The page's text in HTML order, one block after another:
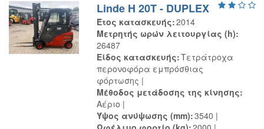
Linde H 20T - DUPLEX
Έτος κατασκευής 2014
Μετρητής ωρών λειτουργίας (h)
26487
Είδος κατασκευής Τετράτροχα
περονοφόρα εμπρόσθιας
φόρτωσης
Μέθοδος μετάδοσης της κίνησης
Αέριο
Ύψος ανύψωσης (mm) 3540